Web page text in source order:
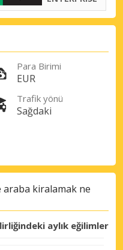
Para Birimi
EUR
Trafik yönü
Sağdaki
araba kiralamak ne
aylık eğilimler